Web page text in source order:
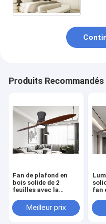
Produits Recommandés
Fan de plafond en
bois solide de 2
feuilles avec la
fréquence légère
110V
Meilleur prix
fan